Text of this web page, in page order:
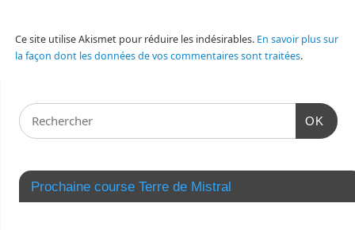
Ce site utilise Akismet pour réduire les indésirables. En savoir plus sur
la façon dont les données de vos commentaires sont traitées.
OK
Prochaine course Terre de Mistral